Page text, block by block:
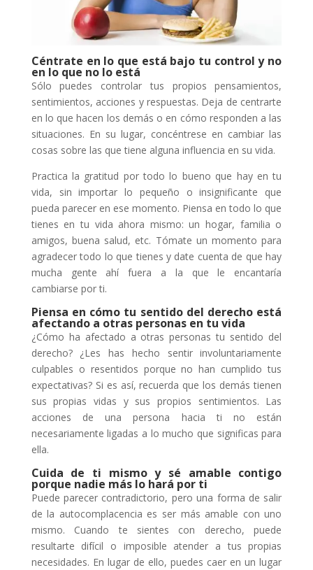
Céntrate en lo que está bajo tu control y no
en lo que no lo está
Sólo puedes controlar tus propios pensamientos,
sentimientos, acciones y respuestas. Deja de centrarte
en lo que hacen los demás o en cómo responden a las
situaciones. En su lugar, concéntrese en cambiar las
cosas sobre las que tiene alguna influencia en su vida.
Practica la gratitud por todo lo bueno que hay en tu
vida, sin importar lo pequeño o insignificante que
pueda parecer en ese momento. Piensa en todo lo que
tienes en tu vida ahora mismo: un hogar, familia o
amigos, buena salud, etc. Tómate un momento para
agradecer todo lo que tienes y date cuenta de que hay
mucha gente ahí fuera a la que le encantaría
cambiarse por ti.
Piensa en cómo tu sentido del derecho está
afectando a otras personas en tu vida
¿Cómo ha afectado a otras personas tu sentido del
derecho? ¿Les has hecho sentir involuntariamente
culpables o resentidos porque no han cumplido tus
expectativas? Si es así, recuerda que los demás tienen
sus propias vidas y sus propios sentimientos. Las
acciones de una persona hacia ti no están
necesariamente ligadas a lo mucho que significas para
ella.
Cuida de ti mismo y sé amable contigo
porque nadie más lo hará por ti
Puede parecer contradictorio, pero una forma de salir
de la autocomplacencia es ser más amable con uno
mismo. Cuando te sientes con derecho, puede
resultarte difícil o imposible atender a tus propias
necesidades. En lugar de ello, puedes caer en un lugar